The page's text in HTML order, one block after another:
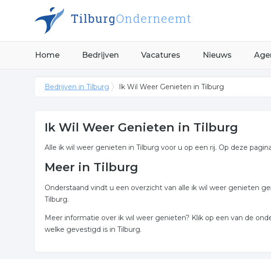
Home Bedrijven Vacatures Nieuws
Bedrijven in Tilburg Ik Wil Weer Genieten in Tilburg
Ik Wil Weer Genieten in Tilburg
Alle ik wil weer genieten in Tilburg voor u op een rij. Op deze
Meer in Tilburg
Onderstaand vindt u een overzicht van alle ik wil weer genieten
Tilburg.
Meer informatie over ik wil weer genieten? Klik op een van de
welke gevestigd is in Tilburg.